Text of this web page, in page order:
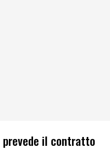
prevede il contratto